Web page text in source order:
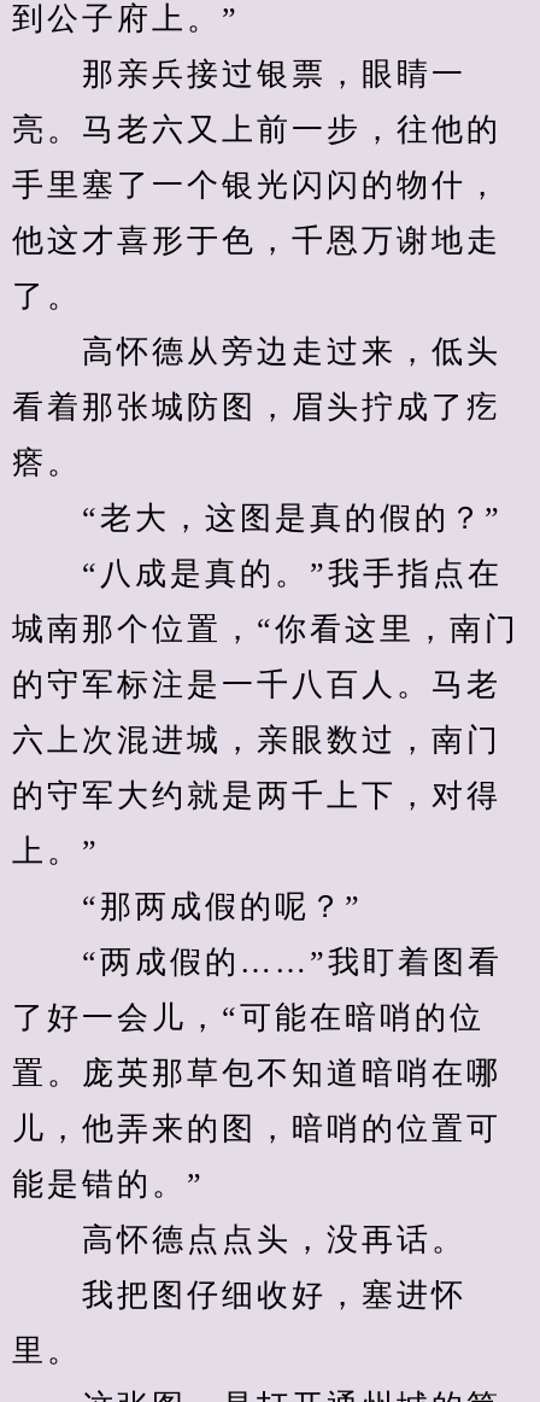
到公子府上。”
那亲兵接过银票，眼睛一
亮。马老六又上前一步，往他的
手里塞了一个银光闪闪的物什，
他这才喜形于色，千恩万谢地走
了。
高怀德从旁边走过来，低头
看着那张城防图，眉头拧成了疙
瘩。
“老大，这图是真的假的？”
“八成是真的。”我手指点在
城南那个位置，“你看这里，南门
的守军标注是一千八百人。马老
六上次混进城，亲眼数过，南门
的守军大约就是两千上下，对得
上。”
“那两成假的呢？”
“两成假的……”我盯着图看
了好一会儿，“可能在暗哨的位
置。庞英那草包不知道暗哨在哪
儿，他弄来的图，暗哨的位置可
能是错的。”
高怀德点点头，没再话。
我把图仔细收好，塞进怀
里。